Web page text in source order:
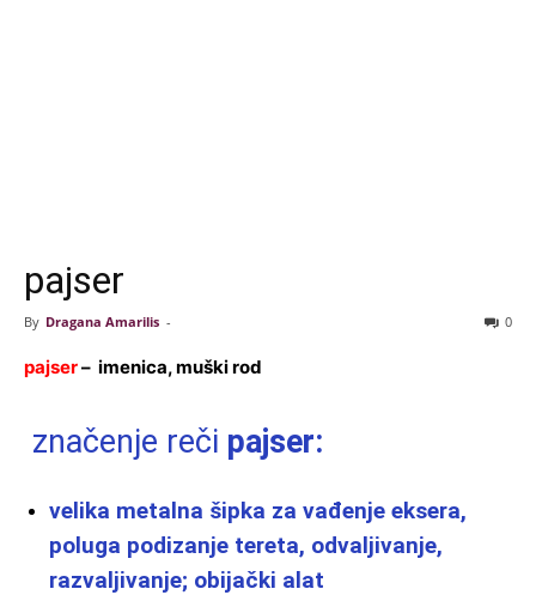
pajser
By Dragana Amarilis - 0
pajser– imenica, muški rod
značenje reči pajser:
velika metalna šipka za vađenje eksera,
poluga podizanje tereta, odvaljivanje,
razvaljivanje; obijački alat